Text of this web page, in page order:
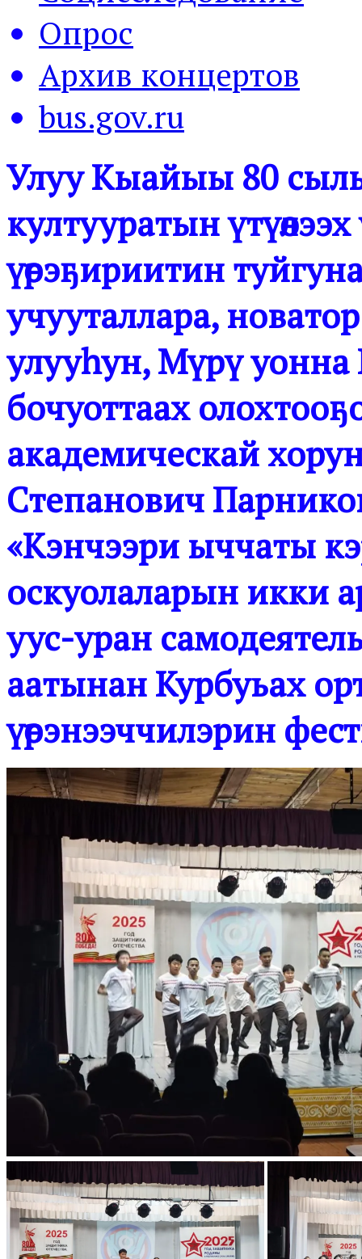
Опрос
Архив концертов
bus.gov.ru
Улуу Кыайыы 80
култууратын
үөрэҕириитин
учууталлара,
улууһун, Мүрү
бочуоттаах
академическай
Степанович
«Кэнчээри ыччаты
оскуолаларын икки
уус-уран
аатынан Курбуьах
үөрэнээччилэрин